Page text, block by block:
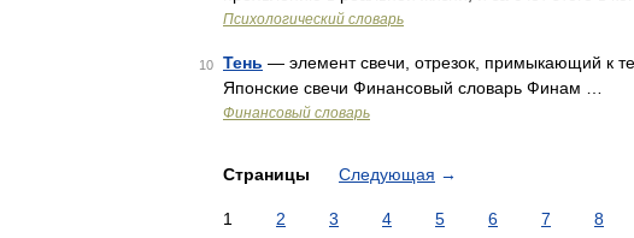
Психологический словарь
10 Тень — элемент свечи, отрезок, примыкающий к
Японские свечи Финансовый словарь Финам …
Финансовый словарь
Страницы Следующая →
1 2 3 4 5 6 7 8